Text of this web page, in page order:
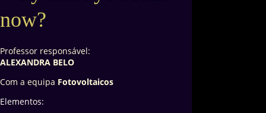
now?
Professor responsável:
ALEXANDRA BELO
Com a equipa Fotovoltaicos
Elementos: